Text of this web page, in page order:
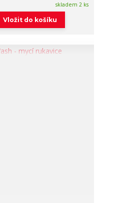
skladem 2 ks
Vložit do košíku